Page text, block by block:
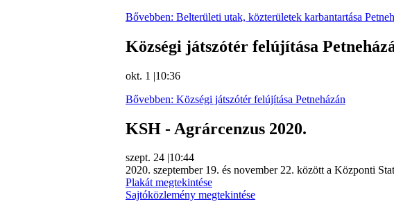
Bővebben: Belterületi utak, közterületek karbantartása
Községi játszótér felújítása
okt. 1 |10:36
Bővebben: Községi játszótér felújítása Petneházán
KSH - Agrárcenzus 2020.
szept. 24 |10:44
2020. szeptember 19. és november 22. között a Központi
Plakát megtekintése
Sajtóközlemény megtekintése